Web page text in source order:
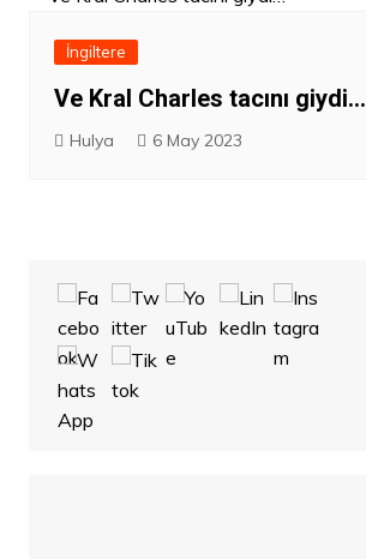
İngiltere
Ve Kral Charles tacını giydi…
Hulya 6 May 2023